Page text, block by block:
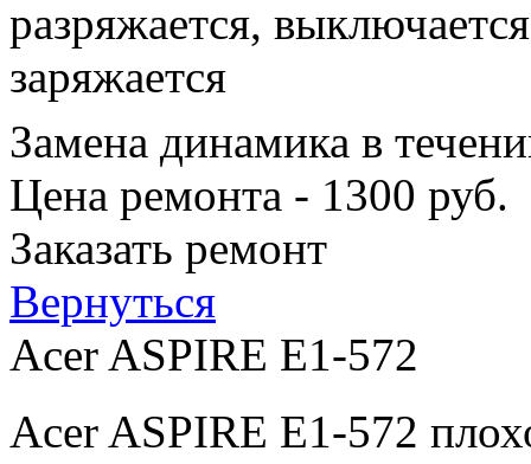
разряжается,
заряжается
Замена динамика в
Цена ремонта - 1300 руб.
Заказать ремонт
Вернуться
Acer ASPIRE E1-572
Acer ASPIRE E1-572